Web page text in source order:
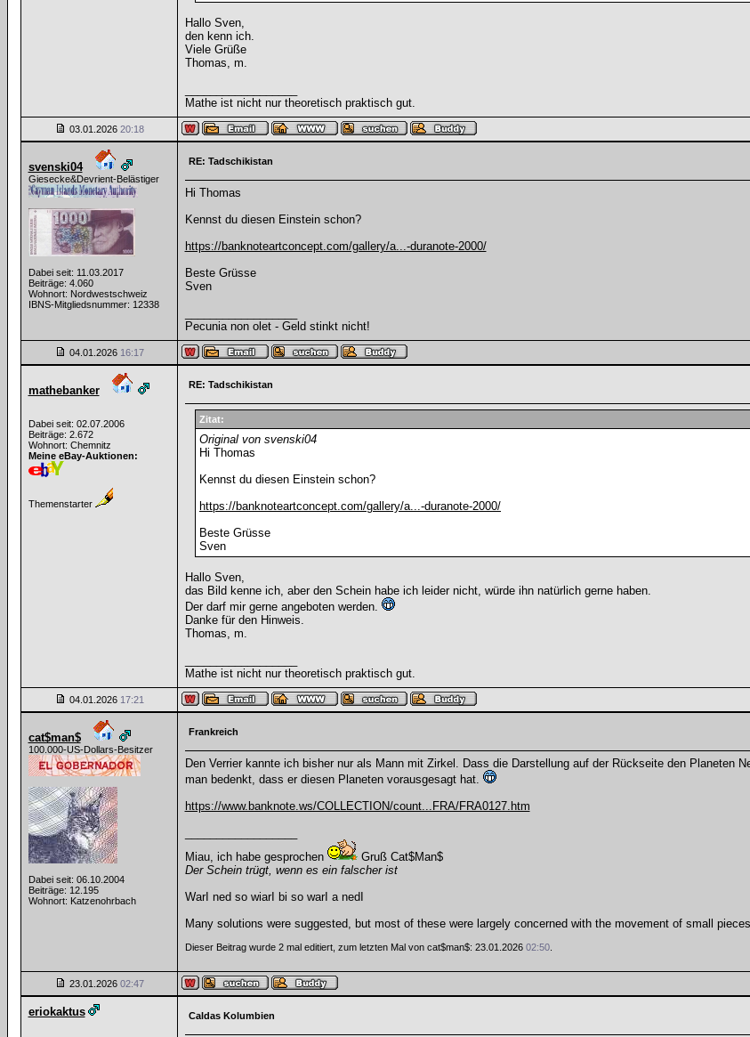
Hallo Sven,
den kenn ich.
Viele Grüße
Thomas, m.
Mathe ist nicht nur theoretisch praktisch gut.
03.01.2026 20:18
svenski04
Giesecke&Devrient-Belästiger
Dabei seit: 11.03.2017
Beiträge: 4.060
Wohnort: Nordwestschweiz
IBNS-Mitgliedsnummer: 12338
RE: Tadschikistan
Hi Thomas
Kennst du diesen Einstein schon?
https://banknoteartconcept.com/gallery/a...-duranote-2000/
Beste Grüsse
Sven
Pecunia non olet - Geld stinkt nicht!
04.01.2026 16:17
mathebanker
Dabei seit: 02.07.2006
Beiträge: 2.672
Wohnort: Chemnitz
Meine eBay-Auktionen:
Themenstarter
RE: Tadschikistan
Zitat:
Original von svenski04
Hi Thomas
Kennst du diesen Einstein schon?
https://banknoteartconcept.com/gallery/a...-duranote-2000/
Beste Grüsse
Sven
Hallo Sven,
das Bild kenne ich, aber den Schein habe ich leider nicht, würde ihn natürlich gerne haben.
Der darf mir gerne angeboten werden.
Danke für den Hinweis.
Thomas, m.
Mathe ist nicht nur theoretisch praktisch gut.
04.01.2026 17:21
cat$man$
100.000-US-Dollars-Besitzer
Dabei seit: 06.10.2004
Beiträge: 12.195
Wohnort: Katzenohrbach
Frankreich
Den Verrier kannte ich bisher nur als Mann mit Zirkel. Dass die Darstellung auf der Rückseite den Planeten
man bedenkt, dass er diesen Planeten vorausgesagt hat.
https://www.banknote.ws/COLLECTION/count...FRA/FRA0127.htm
Miau, ich habe gesprochen
Gruß Cat$Man$
Der Schein trügt, wenn es ein falscher ist
WarI ned so wiarI bi so warI a nedI
Many solutions were suggested, but most of these were largely concerned with the movement of small
Dieser Beitrag wurde 2 mal editiert, zum letzten Mal von cat$man$: 23.01.2026 02:50.
23.01.2026 02:47
eriokaktus Caldas Kolumbien